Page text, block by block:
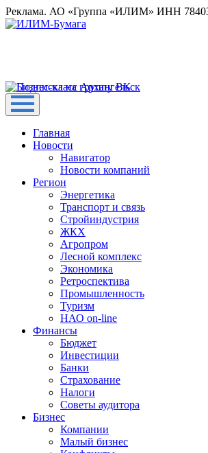
Реклама. АО «Группа «ИЛИМ» ИНН
Главная
Новости
Навигатор
Новости компаний
Регион
Энергетика
Транспорт и связь
Стройиндустрия
ЖКХ
Агропром
Лесной комплекс
Экономика
Ретроспектива
Промышленность
Туризм
НАО on-line
Финансы
Бюджет
Инвестиции
Банки
Страхование
Налоги
Советы аудитора
Бизнес
Компании
Малый бизнес